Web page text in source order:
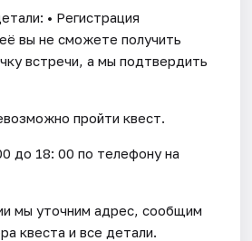
• Регистрация
вы не сможете получить
встречи, а мы подтвердить
пройти квест.
до 18: 00 по телефону на
мы уточним адрес, сообщим
квеста и все детали.